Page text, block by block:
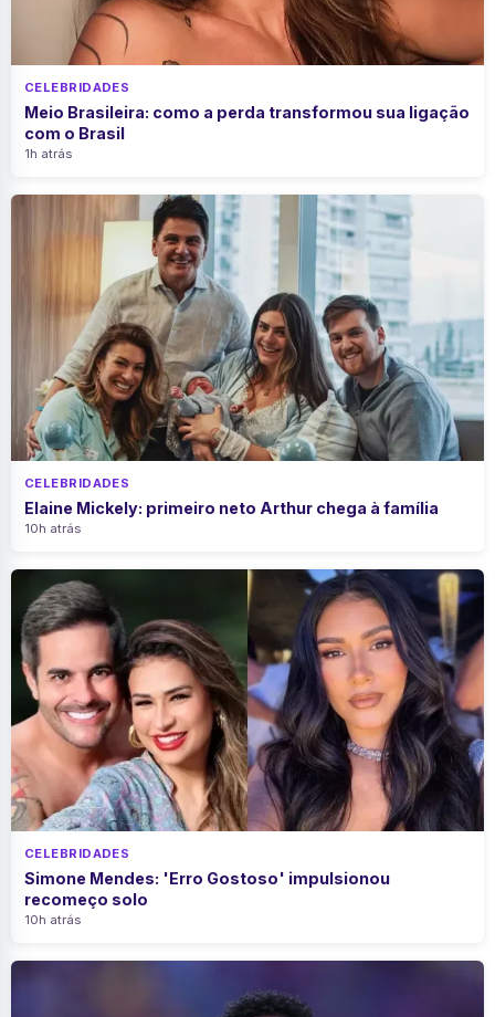
CELEBRIDADES
Meio Brasileira: como a perda transformou sua ligação
com o Brasil
1h atrás
CELEBRIDADES
Elaine Mickely: primeiro neto Arthur chega à família
10h atrás
CELEBRIDADES
Simone Mendes: 'Erro Gostoso' impulsionou
recomeço solo
10h atrás